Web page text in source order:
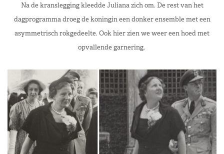
Na de kranslegging kleedde Juliana zich om. De rest van het
dagprogramma droeg de koningin een donker ensemble met een
asymmetrisch rokgedeelte. Ook hier zien we weer een hoed met
opvallende garnering.